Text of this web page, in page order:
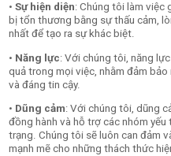
•Sự hiện diện: Chúng tôi làm việc
bị tổn thương bằng sự thấu cảm,
nhất để tạo ra sự khác biệt.
• Năng lực: Với chúng tôi, năng
quả trong mọi việc, nhằm đảm
và đáng tin cậy.
• Dũng cảm: Với chúng tôi, dũng
đồng hành và hỗ trợ các nhóm
trạng. Chúng tôi sẽ luôn can đảm
mạnh mẽ cho những thách thức